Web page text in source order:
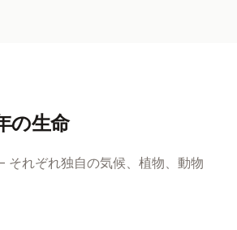
の生命
れぞれ独自の気候、植物、動物